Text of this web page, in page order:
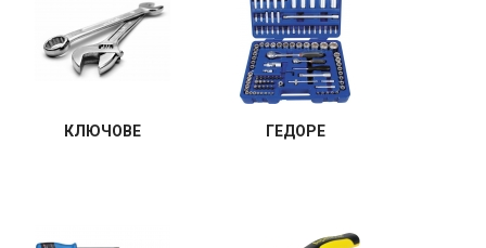
КЛЮЧОВЕ ГЕДОРЕ